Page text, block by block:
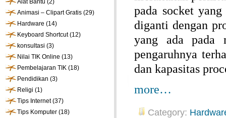
Alat Bantu (2)
Animasi – Clipart Gratis (29)
Hardware (14)
Keyboard Shortcut(12)
konsultasi (3)
Nilai TIK Online (13)
Pembelajaran TIK (18)
Pendidikan (3)
Religi (1)
Tips Internet(37)
Tips Komputer (18)
pada socket
diganti dengan
yang ada pada
pengaruhnya
dan kapasitas
more…
Category: